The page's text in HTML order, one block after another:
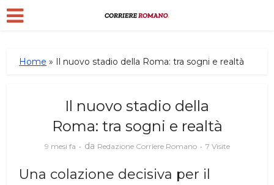
Home » Il nuovo stadio della Roma: tra sogni e realtà
Il nuovo stadio della
Roma: tra sogni e realtà
9 mesi fa da Redazione Corriere Romano 7 Visite
Una colazione decisiva per il